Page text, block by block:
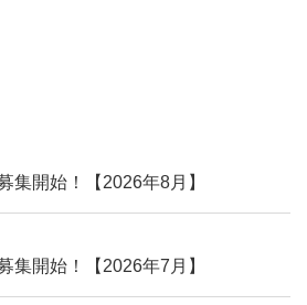
集開始！【2026年8月】
集開始！【2026年7月】